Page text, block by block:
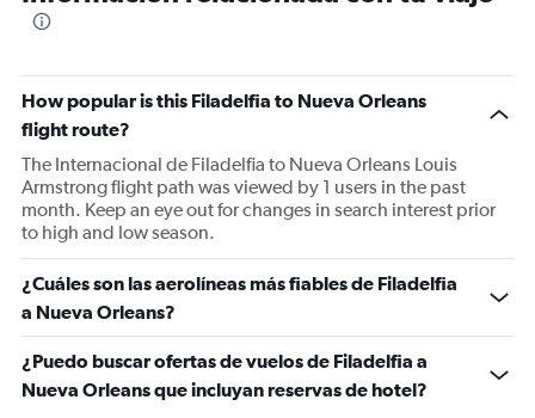
categories.
has
2
Y
displaying
Avg.
Price
and
Number
of
flights.
How popular is this Filadelfia to Nueva Orleans
flight route?
The Internacional de Filadelfia to Nueva Orleans Louis
Armstrong flight path was viewed by 1 users in the past
month. Keep an eye out for changes in search interest prior
to high and low season.
¿Cuáles son las aerolíneas más fiables de Filadelfia
a Nueva Orleans?
¿Puedo buscar ofertas de vuelos de Filadelfia a
Nueva Orleans que incluyan reservas de hotel?